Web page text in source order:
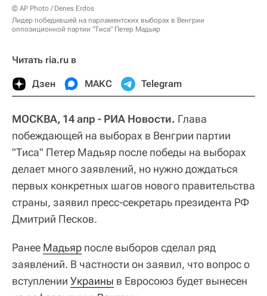
© AP Photo / Denes Erdos
Лидер победившей на парламентских выборах в Венгрии
оппозиционной партии "Тиса" Петер Мадьяр
Читать ria.ru в
Дзен МАКС Telegram
МОСКВА, 14 апр - РИА Новости. Глава
побеждающей на выборах в Венгрии партии
"Тиса" Петер Мадьяр после победы на выборах
делает много заявлений, но нужно дождаться
первых конкретных шагов нового правительства
страны, заявил пресс-секретарь президента РФ
Дмитрий Песков.
Ранее Мадьяр после выборов сделал ряд
заявлений. В частности он заявил, что вопрос о
вступлении Украины в Евросоюз будет вынесен